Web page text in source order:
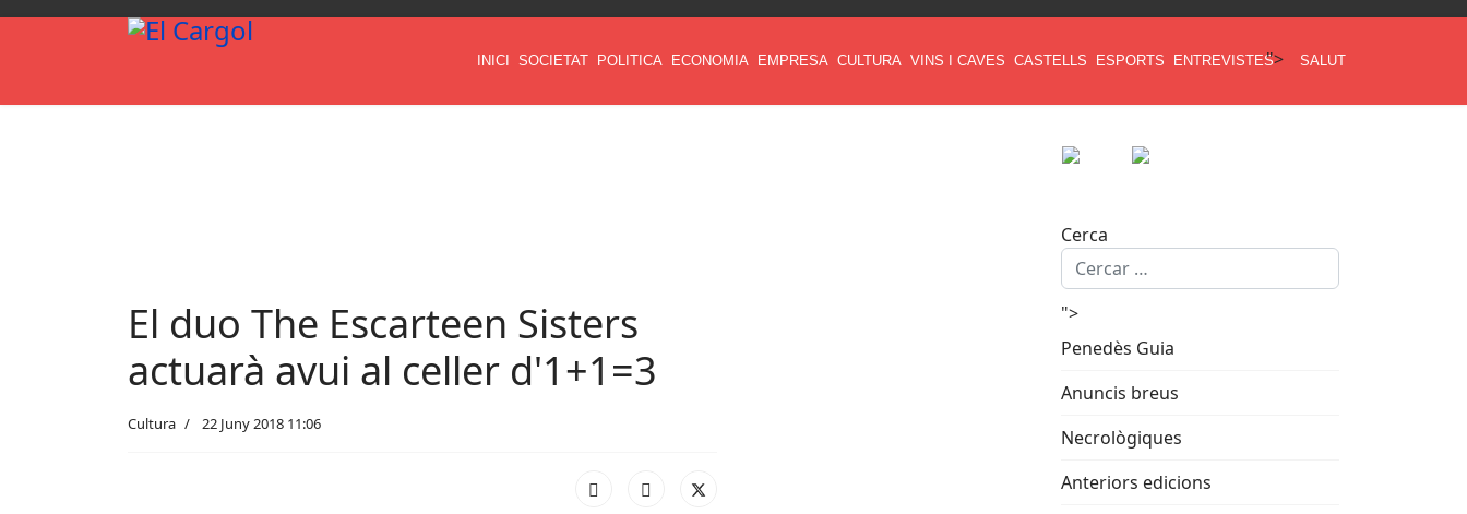
INICI SOCIETAT POLITICA ECONOMIA EMPRESA CULTURA VINS I CAVES CASTELLS ESPORTS ENTREVISTES"> SALUT
Cerca
El duo The Escarteen Sisters
actuarà avui al celler d'1+1=3
Cultura 22 Juny 2018 11:06
">
Penedès Guia
Anuncis breus
Necrològiques
Anteriors edicions